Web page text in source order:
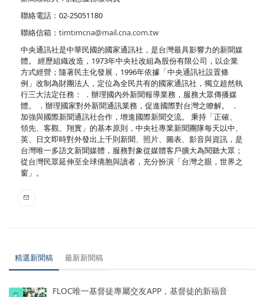
聯絡電話：02-25051180
聯絡信箱： timtimcna@mail.cna.com.tw
中央通訊社是中華民國的國家通訊社，是台灣最具影響力的新聞媒
體。 經歷組織改造，1973年中央社改組為股份有限公司，以企業
方式經營；隨著民主化發展，1996年依據「中央通訊社設置條
例」改制為財團法人，定位為全民共有的國家通訊社，獨立超然執
行三大法定任務： ．辦理國內外新聞報導業務，服務大眾傳播媒
體。 ．辦理國家對外新聞通訊業務，促進國際對台灣之瞭解。 ．
加強與國際新聞通訊社合作，增進國際新聞交流。 秉持「正確、
領先、客觀、翔實」的基本原則，中央社專業新聞團隊每天以中、
英、日文即時對外發出上千則新聞、照片、圖表、影音與資訊，是
台灣唯一多語文新聞媒體，服務對象從媒體客戶擴大為閱聽大眾；
從台灣民眾延伸至全球僑胞與讀者，充分扮演「台灣之眼，世界之
窗」。
精選新聞稿 最新新聞稿
FLOC唯一基督徒專屬交友APP，基督徒的新福音